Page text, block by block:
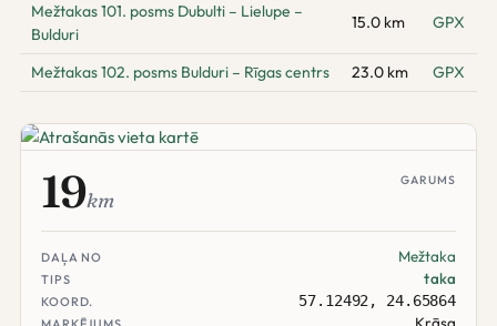
Mežtakas 101. posms Dubulti – Lielupe –
Bulduri
15.0 km GPX
Mežtakas 102. posms Bulduri – Rīgas centrs 23.0 km GPX
19km
GARUMS
DAĻA NO Mežtaka
TIPS taka
KOORD. 57.12492, 24.65864